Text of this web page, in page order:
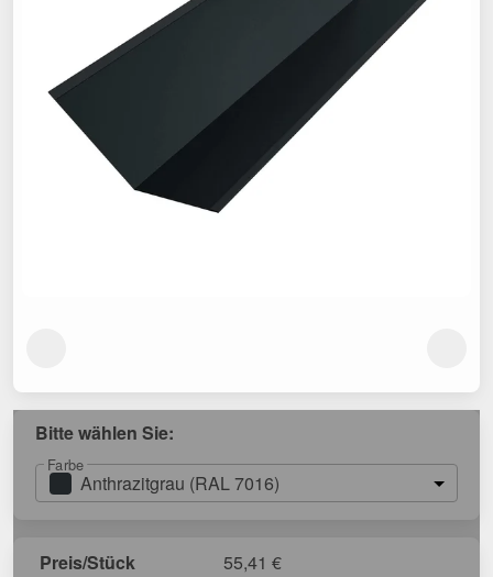
Bitte wählen Sie:
Farbe
Anthrazitgrau (RAL 7016)
Preis/Stück 55,41 €